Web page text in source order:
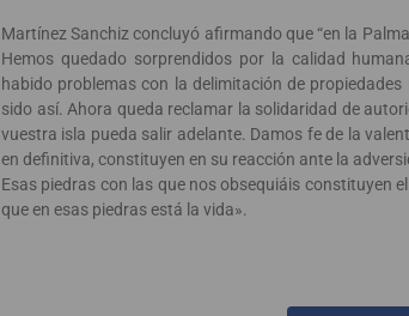
Martínez Sanchiz concluyó afirmando que “en la
Hemos quedado sorprendidos por la calidad
habido problemas con la delimitación de
sido así. Ahora queda reclamar la solidaridad de
vuestra isla pueda salir adelante. Damos fe de la
en definitiva, constituyen en su reacción ante la
Esas piedras con las que nos obsequiáis constituyen
que en esas piedras está la vida».